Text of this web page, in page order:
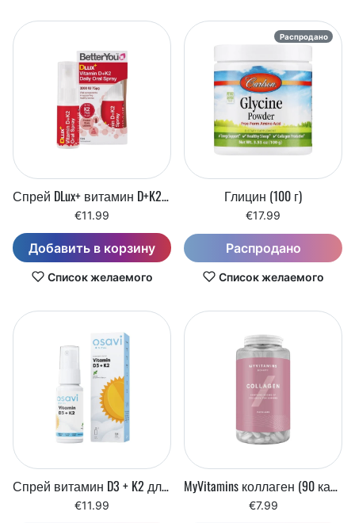
Спрей DLux+ витамин D+K2 (12 мл)
€11.99
Добавить в корзину
Список желаемого
Распродано
Глицин (100 г)
€17.99
Распродано
Список желаемого
Спрей витамин D3 + K2 для перорального применения (25 мл)
€11.99
MyVitamins коллаген (90 капсул)
€7.99